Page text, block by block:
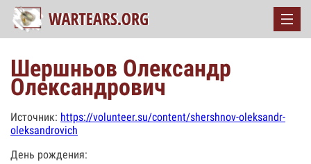
Шершньов Олександр
Олександрович
Источник: https://volunteer.su/content/shershnov-oleksandr-
oleksandrovich
День рождения: